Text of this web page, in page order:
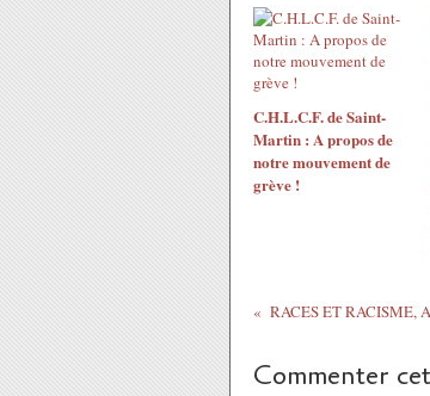
C.H.L.C.F. de Saint-
Martin : A propos de
notre mouvement de
grève !
RACES ET RACISME,
Commenter